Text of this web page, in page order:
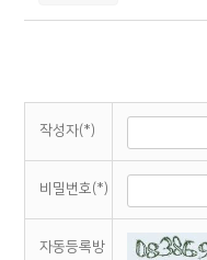
작성자(*)
비밀번호(*)
자동등록방